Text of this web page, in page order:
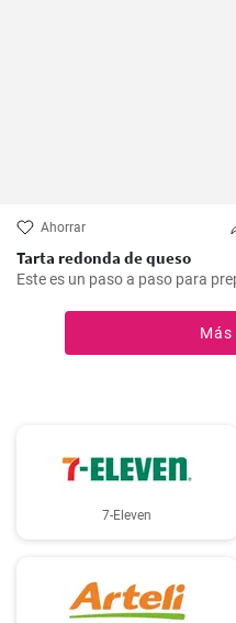
Ahorrar
Tarta redonda de queso
Este es un paso a paso para
Más
7-Eleven